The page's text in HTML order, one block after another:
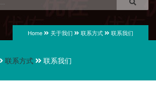
Home 关于我们 联系方式 联系我们
联系方式 联系我们